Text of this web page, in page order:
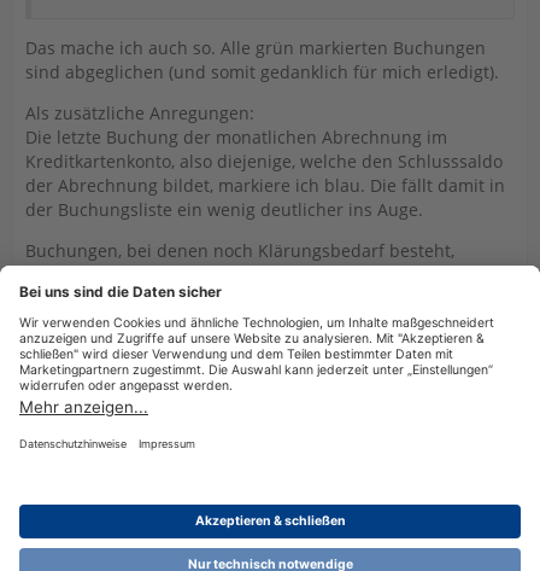
Das mache ich auch so. Alle grün markierten Buchungen
sind abgeglichen (und somit gedanklich für mich erledigt).
Als zusätzliche Anregungen:
Die letzte Buchung der monatlichen Abrechnung im
Kreditkartenkonto, also diejenige, welche den Schlusssaldo
der Abrechnung bildet, markiere ich blau. Die fällt damit in
der Buchungsliste ein wenig deutlicher ins Auge.
Buchungen, bei denen noch Klärungsbedarf besteht,
schnell, wenn man sich die Tastenkombinationen ein wenig
einprägt, also immer Strg+Umsch und dazu die Taste eines
Buchstabens, der fast immer am Anfang der Farbe steht
(g=gelb, b=blau, n=grün, weil g schon vergeben ist, usw.).
Nutzungsbestimmungen Cookie-Einstellungen